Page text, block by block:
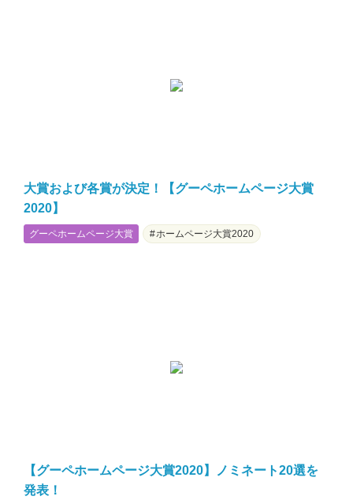
大賞および各賞が決定！【グーペホームページ大賞
2020】
グーペホームページ大賞 ホームページ大賞2020
【グーペホームページ大賞2020】ノミネート20選を
発表！